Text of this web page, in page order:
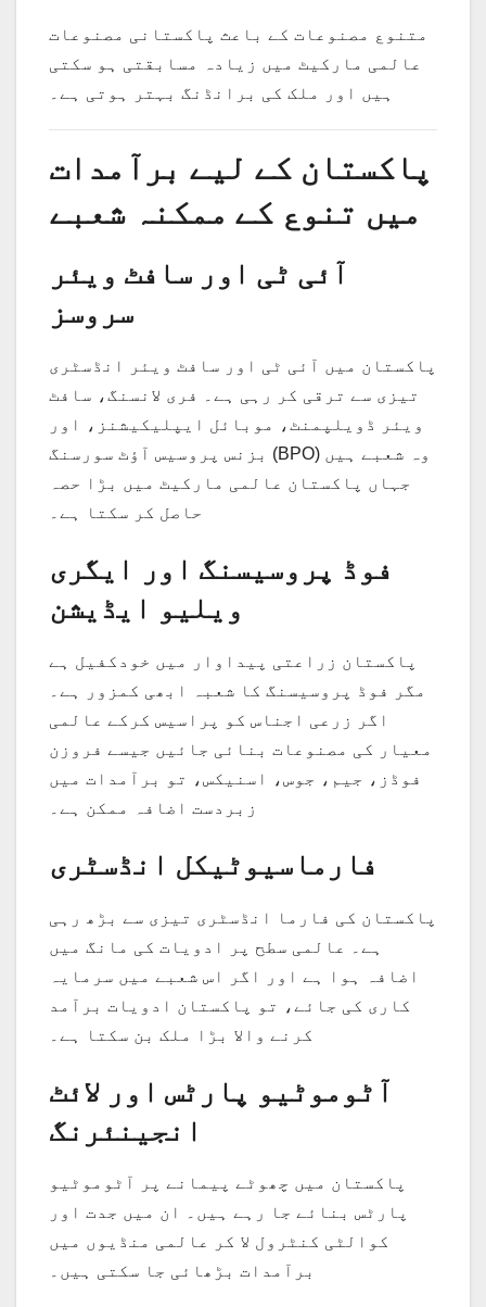
متنوع مصنوعات کے باعث پاکستانی مصنوعات
عالمی مارکیٹ میں زیادہ مسابقتی ہو سکتی
ہیں اور ملک کی برانڈنگ بہتر ہوتی ہے۔
پاکستان کے لیے برآمدات
میں تنوع کے ممکنہ شعبے
آئی ٹی اور سافٹ ویئر
سروسز
پاکستان میں آئی ٹی اور سافٹ ویئر انڈسٹری
تیزی سے ترقی کر رہی ہے۔ فری لانسنگ، سافٹ
ویئر ڈویلپمنٹ، موبائل ایپلیکیشنز، اور
بزنس پروسیس آؤٹ سورسنگ (BPO) وہ شعبے ہیں
جہاں پاکستان عالمی مارکیٹ میں بڑا حصہ
حاصل کر سکتا ہے۔
فوڈ پروسیسنگ اور ایگری
ویلیو ایڈیشن
پاکستان زراعتی پیداوار میں خودکفیل ہے
مگر فوڈ پروسیسنگ کا شعبہ ابھی کمزور ہے۔
اگر زرعی اجناس کو پراسیس کرکے عالمی
معیار کی مصنوعات بنائی جائیں جیسے فروزن
فوڈز، جیم، جوس، اسنیکس، تو برآمدات میں
زبردست اضافہ ممکن ہے۔
فارماسیوٹیکل انڈسٹری
پاکستان کی فارما انڈسٹری تیزی سے بڑھ رہی
ہے۔ عالمی سطح پر ادویات کی مانگ میں
اضافہ ہوا ہے اور اگر اس شعبے میں سرمایہ
کاری کی جائے، تو پاکستان ادویات برآمد
کرنے والا بڑا ملک بن سکتا ہے۔
آٹوموٹیو پارٹس اور لائٹ
انجینئرنگ
پاکستان میں چھوٹے پیمانے پر آٹوموٹیو
پارٹس بنائے جا رہے ہیں۔ ان میں جدت اور
کوالٹی کنٹرول لا کر عالمی منڈیوں میں
برآمدات بڑھائی جا سکتی ہیں۔